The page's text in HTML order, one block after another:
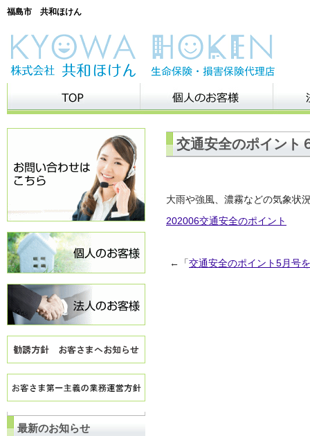
福島市 共和ほけん
交通安全のポイント
大雨や強風、濃霧などの気象状
202006交通安全のポイント
←「交通安全のポイント5月号
最新のお知らせ